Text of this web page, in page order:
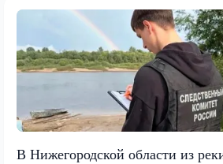
В Нижегородской области из